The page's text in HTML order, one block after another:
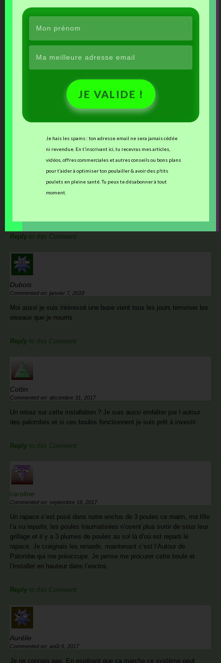
Françoise Leygnac
Commented on: janvier 20, 2018
Après l’attaque qui a coûté la vie à ma douce Lolicotte, j’ai contacté la
LPO, pour connaître l’identité de l’agresseur, savoir si cela risquait de
se reproduire. J’en ai profité pour demander ce qu’ils pensaient des
boules anti-rapaces. Ces systèmes d’effarouchement seraient
efficaces à condition de ne pas être laissés en place en permanence
pour éviter l’effet d’accoutumance. Il faudrait laisser des périodes
même courtes sans leur présence. Cela correspond-il à ton
Replyto this Comment
Françoise Leygnac
Je serais moi aussi intéressée par un retour d’expérience. Un rapace
Reply to this Comment
Dubois
Commented on: janvier 7, 2018
Moi aussi je suis intéressé une buse vient tous les jours terroriser les
oiseaux que je nourris
Reply to this Comment
Cottin
Commented on: décembre 31, 2017
Un retour sur cette installation ? Je suis aussi embêter par l autour
des palombes et si ces boules fonctionnent je suis prêt à investir
Reply to this Comment
caroline
Commented on: septembre 16, 2017
Un rapace s’est posé dans notre enclos de 3 poules ce matin, ma fille
l’a vu repartir, les poules traumatisées n’osent plus sortir de sous leur
grillage et il y a 3 plumes de poules au sol là d’où est reparti le
rapace. Je craignais les renards, maintenant c’est l’Autour de
Palombe qui me préoccupe. Je pense me procurer cette boule et
l’installer en hauteur dans l’enclos.
Reply to this Comment
Aurélie
Commented on: août 6, 2017
Je ne connais pas. En espérant que ça marche ce système peut
JE VALIDE !
Je hais les spams : ton adresse email ne sera jamais cédée
ni revendue. En t’inscrivant ici, tu recevras mes articles,
vidéos, offres commerciales et autres conseils ou bons plans
pour t’aider à optimiser ton poulailler & avoir des p’tits
poulets en pleine santé. Tu peux te désabonner à tout
moment.